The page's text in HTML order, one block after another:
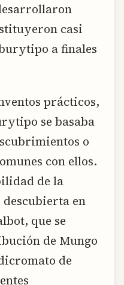
casi
a finales
prácticos,
se basaba
o
con ellos.
de la
en
que se
de Mungo
de